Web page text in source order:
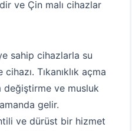
ve Çin malı cihazlar
sahip cihazlarla su
Tıkanıklık açma
değiştirme ve musluk
gelir.
ve dürüst bir hizmet